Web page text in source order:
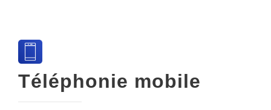
Téléphonie mobile